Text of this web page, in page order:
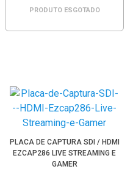
PRODUTO ESGOTADO
PLACA DE CAPTURA SDI / HDMI
EZCAP286 LIVE STREAMING E
GAMER